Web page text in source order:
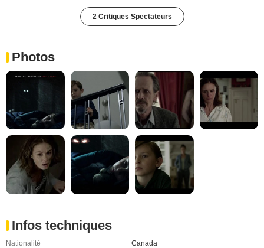
2 Critiques Spectateurs
Photos
Infos techniques
Nationalité
Canada